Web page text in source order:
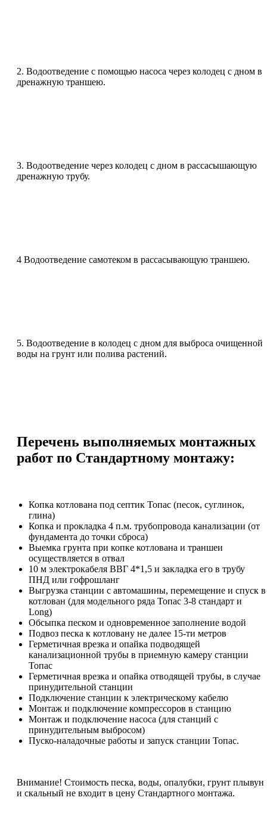
2. Водоотведение с помощью насоса через колодец с дном в
дренажную траншею.
3. Водоотведение через колодец с дном в рассасышающую
дренажную трубу.
4 Водоотведение самотеком в рассасывающую траншею.
5. Водоотведение в колодец с дном для выброса очищенной
воды на грунт или полива растений.
Перечень выполняемых монтажных
работ по Стандартному монтажу:
Копка котлована под септик Топас (песок, суглинок,
глина)
Копка и прокладка 4 п.м. трубопровода канализации (от
фундамента до точки сброса)
Выемка грунта при копке котлована и траншеи
осуществляется в отвал
10 м электрокабеля ВВГ 4*1,5 и закладка его в трубу
ПНД или гофрошланг
Выгрузка станции с автомашины, перемещение и спуск в
котлован (для модельного ряда Топас 3-8 стандарт и
Long)
Обсыпка песком и одновременное заполнение водой
Подвоз песка к котловану не далее 15-ти метров
Герметичная врезка и опайка подводящей
канализационной трубы в приемную камеру станции
Топас
Герметичная врезка и опайка отводящей трубы, в случае
принудительной станции
Подключение станции к электрическому кабелю
Монтаж и подключение компрессоров в станцию
Монтаж и подключение насоса (для станций с
принудительным выбросом)
Пуско-наладочные работы и запуск станции Топас.
Внимание! Стоимость песка, воды, опалубки, грунт плывун
и скальный не входит в цену Стандартного монтажа.